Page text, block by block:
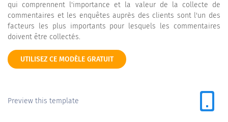
qui comprennent l'importance et la valeur de la collecte de
commentaires et les enquêtes auprès des clients sont l'un des
facteurs les plus importants pour lesquels les commentaires
doivent être collectés.
UTILISEZ CE MODÈLE GRATUIT
Preview this template